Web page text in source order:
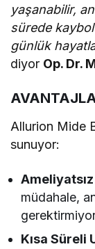
yaşanabilir,
sürede
günlük
diyor Op. Dr.
Allurion Mide
sunuyor:
müdahale,
Kısa Süreli